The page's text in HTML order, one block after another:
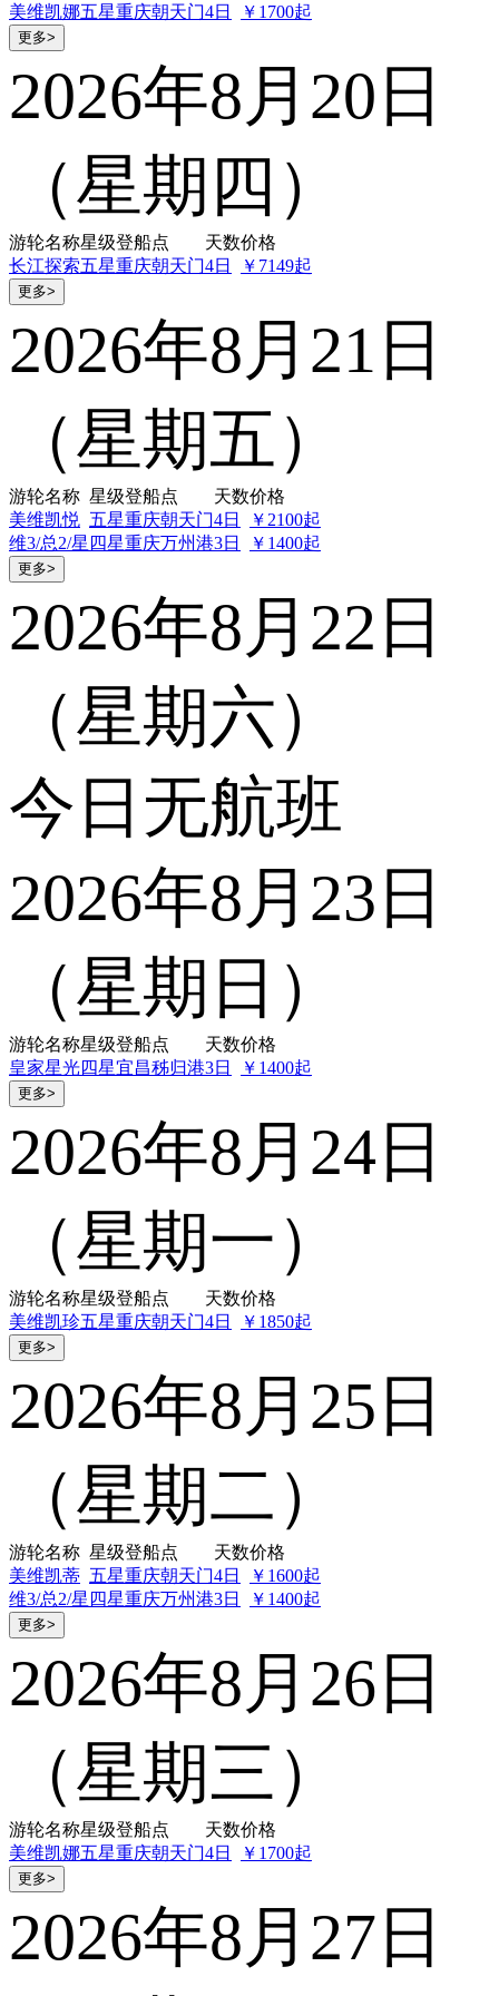
美维凯娜五星重庆朝天门4日 ￥1700起
更多>
2026年8月20日
（星期四）
游轮名称星级登船点 天数价格
长江探索五星重庆朝天门4日 ￥7149起
更多>
2026年8月21日
（星期五）
游轮名称 星级登船点 天数价格
美维凯悦 五星重庆朝天门4日
￥2100起
维3/总2/星 四星重庆万州港3日 ￥1400起
更多>
2026年8月22日
（星期六）
今日无航班
2026年8月23日
（星期日）
游轮名称星级登船点 天数价格
皇家星光四星宜昌秭归港3日 ￥1400起
更多>
2026年8月24日
（星期一）
游轮名称星级登船点 天数价格
美维凯珍五星重庆朝天门4日 ￥1850起
更多>
2026年8月25日
（星期二）
游轮名称 星级登船点 天数价格
美维凯蒂 五星重庆朝天门4日
￥1600起
维3/总2/星 四星重庆万州港3日 ￥1400起
更多>
2026年8月26日
（星期三）
游轮名称星级登船点 天数价格
美维凯娜五星重庆朝天门4日 ￥1700起
更多>
2026年8月27日